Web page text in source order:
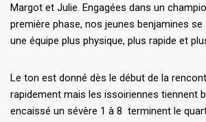
Margot et Julie. Engagées dans un
première phase, nos jeunes benjamines
une équipe plus physique, plus rapide et
Le ton est donné dès le début de la
rapidement mais les issoiriennes tiennent
encaissé un sévère 1 à 8 terminent le